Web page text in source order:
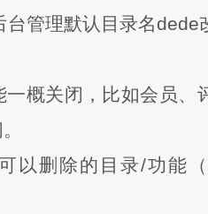
管理默认目录名dede
一概关闭，比如会员、
以删除的目录/功能